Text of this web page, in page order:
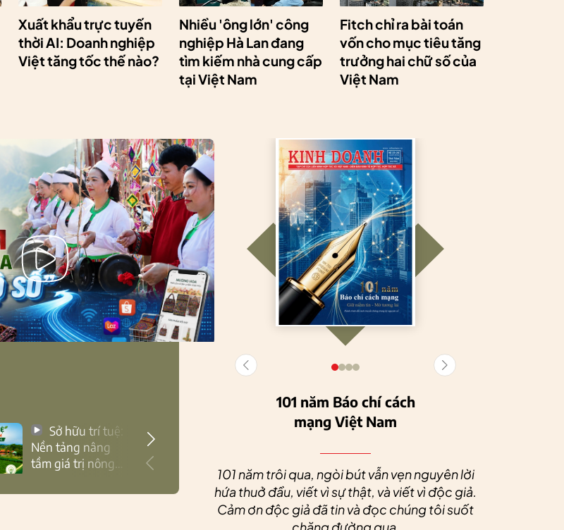
Xuất khẩu trực tuyến
thời AI: Doanh nghiệp
Việt tăng tốc thế nào?
Nhiều 'ông lớn' công
nghiệp Hà Lan đang
tìm kiếm nhà cung cấp
tại Việt Nam
Fitch chỉ ra bài toán
vốn cho mục tiêu tăng
trưởng hai chữ số của
Việt Nam
Nền tảng nâng
tầm giá trị nông
lực cho nông
nghiệp bền vững
101 năm Báo chí cách
mạng Việt Nam
101 năm trôi qua, ngòi bút vẫn vẹn nguyên lời
hứa thuở đầu, viết vì sự thật, và viết vì độc giả.
Cảm ơn độc giả đã tin và đọc chúng tôi suốt
chặng đường qua.